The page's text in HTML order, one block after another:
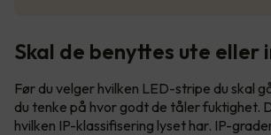
Skal de benyttes ute eller
Før du velger hvilken LED-stripe du skal
du tenke på hvor godt de tåler fuktighet.
hvilken IP-klassifisering lyset har. IP-